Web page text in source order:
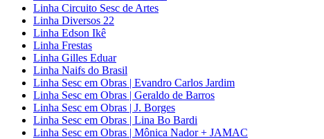
Linha Circuito Sesc de Artes
Linha Diversos 22
Linha Edson Ikê
Linha Frestas
Linha Gilles Eduar
Linha Naifs do Brasil
Linha Sesc em Obras | Evandro Carlos Jardim
Linha Sesc em Obras | Geraldo de Barros
Linha Sesc em Obras | J. Borges
Linha Sesc em Obras | Lina Bo Bardi
Linha Sesc em Obras | Mônica Nador + JAMAC